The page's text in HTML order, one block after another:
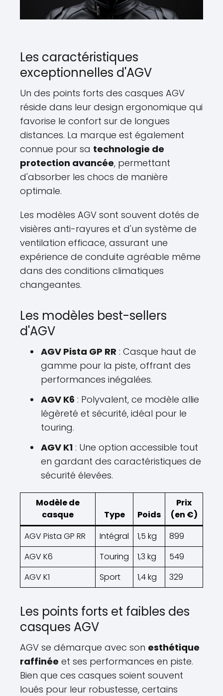
Les caractéristiques
exceptionnelles d'AGV
Un des points forts des casques AGV
réside dans leur design ergonomique qui
favorise le confort sur de longues
distances. La marque est également
connue pour sa technologie de
protection avancée, permettant
d'absorber les chocs de manière
optimale.
Les modèles AGV sont souvent dotés de
visières anti-rayures et d'un système de
ventilation efficace, assurant une
expérience de conduite agréable même
dans des conditions climatiques
changeantes.
Les modèles best-sellers
d'AGV
AGV Pista GP RR : Casque haut de
gamme pour la piste, offrant des
performances inégalées.
AGV K6 : Polyvalent, ce modèle allie
légèreté et sécurité, idéal pour le
touring.
AGV K1 : Une option accessible tout
en gardant des caractéristiques de
sécurité élevées.
Modèle de
casque
Type Poids
Prix
(en €)
AGV Pista GP RR
Intégral 1,5 kg
899
AGV K6
Touring 1,3 kg
549
AGV K1
Sport 1,4 kg 329
Les points forts et faibles des
casques AGV
AGV se démarque avec son esthétique
raffinée et ses performances en piste.
Bien que ces casques soient souvent
loués pour leur robustesse, certains